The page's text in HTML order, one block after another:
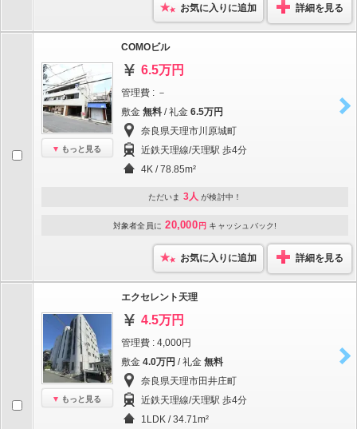
お気に入りに追加 詳細を見る
もっと見る
COMOビル
6.5万円
管理費 : －
敷金 無料 / 礼金 6.5万円
奈良県天理市川原城町
近鉄天理線/天理駅 歩4分
4K / 78.85m²
ただいま 3人 が検討中！
対象者全員に 20,000 円 キャッシュバック!
お気に入りに追加 詳細を見る
もっと見る
エクセレント天理
4.5万円
管理費 : 4,000円
敷金 4.0万円 / 礼金 無料
奈良県天理市田井庄町
近鉄天理線/天理駅 歩4分
1LDK / 34.71m²